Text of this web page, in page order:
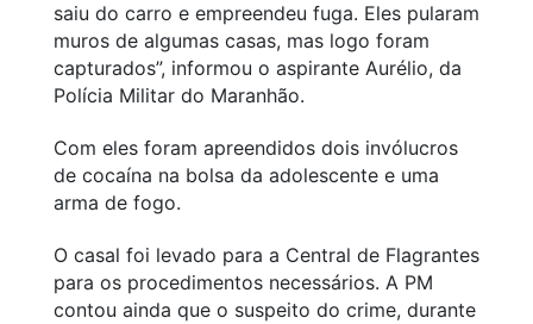
saiu do carro e empreendeu fuga. Eles pularam
muros de algumas casas, mas logo foram
capturados”, informou o aspirante Aurélio, da
Polícia Militar do Maranhão.
Com eles foram apreendidos dois invólucros
de cocaína na bolsa da adolescente e uma
arma de fogo.
O casal foi levado para a Central de Flagrantes
para os procedimentos necessários. A PM
contou ainda que o suspeito do crime, durante